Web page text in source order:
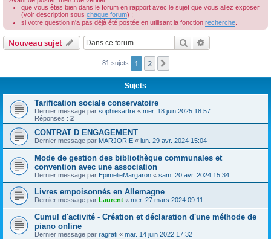
r
que vous êtes bien dans le forum en rapport avec le sujet que vous allez exposer
(voir description sous chaque forum) ;
si votre question n'a pas déjà été postée en utilisant la fonction recherche
Nouveau sujet Rechercher
81 sujets 1 2
Sujets
Tarification sociale conservatoire
Dernier message par sophiesartre « mer. 18 juin 2025 18:57
Réponses : 2
CONTRAT D ENGAGEMENT
Dernier message par MARJORIE « lun. 29 avr. 2024 15:04
Mode de gestion des bibliothèque communales et
convention avec une association
Dernier message par EpimelieMargaron « sam. 20 avr. 2024 15:34
Livres empoisonnés en Allemagne
Dernier message par Laurent « mer. 27 mars 2024 09:11
Cumul d'activité - Création et déclaration d'une méthode de
piano online
Dernier message par ragrati « mar. 14 juin 2022 17:32